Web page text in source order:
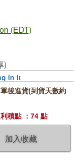
(EDT)
)
加入收藏
後進貨(到貨天數約
積點 ：74 點
in it